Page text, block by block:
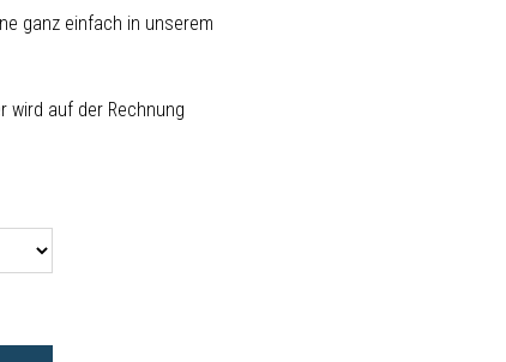
ganz einfach in unserem
wird auf der Rechnung